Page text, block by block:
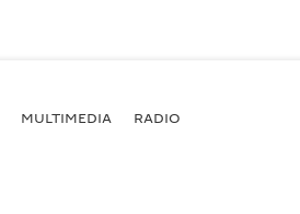
MULTIMEDIA RADIO